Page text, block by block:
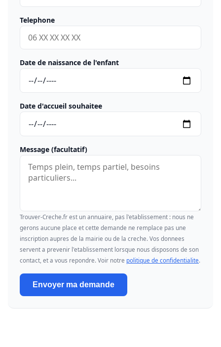
Telephone
Date de naissance de l'enfant
Date d'accueil souhaitee
Message (facultatif)
Trouver-Creche.fr est un annuaire, pas l'etablissement : nous ne
gerons aucune place et cette demande ne remplace pas une
inscription aupres de la mairie ou de la creche. Vos donnees
servent a prevenir l'etablissement lorsque nous disposons de son
contact, et a vous repondre. Voir notre politique de confidentialite.
Envoyer ma demande